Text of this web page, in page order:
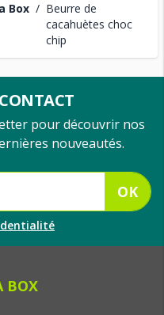
Box / Beurre de
cacahuètes choc
chip
pour découvrir nos
nouveautés.
OK
BOX